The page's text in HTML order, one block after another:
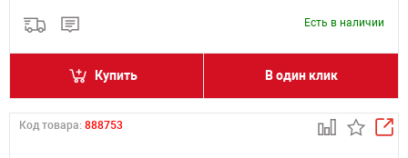
Есть в наличии
Купить В один клик
Код товара: 888753